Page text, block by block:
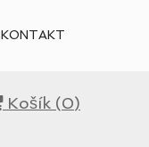
KONTAKT
Košík (0)